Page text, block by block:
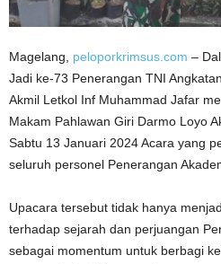
Magelang, peloporkrimsus.com –
Jadi ke-73 Penerangan TNI
Akmil Letkol Inf Muhammad Jafar
Makam Pahlawan Giri Darmo Loyo
Sabtu 13 Januari 2024 Acara yang
seluruh personel Penerangan
Upacara tersebut tidak hanya
terhadap sejarah dan perjuangan
sebagai momentum untuk berbagi